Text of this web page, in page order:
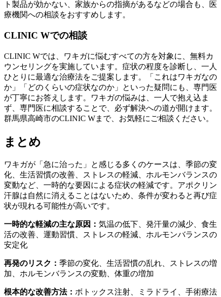
ト製品が効かない、家族からの指摘があるなどの場合も、医
療機関への相談をおすすめします。
CLINIC Wでの相談
CLINIC Wでは、ワキガに悩むすべての方を対象に、無料カ
ウンセリングを実施しています。症状の程度を診断し、一人
ひとりに最適な治療法をご提案します。「これはワキガなの
か」「どのくらいの症状なのか」といった疑問にも、専門医
が丁寧にお答えします。ワキガの悩みは、一人で抱え込ま
ず、専門医に相談することで、必ず解決への道が開けます。
群馬県高崎市のCLINIC Wまで、お気軽にご相談ください。
まとめ
ワキガが「急に治った」と感じる多くのケースは、季節の変
化、生活習慣の改善、ストレスの軽減、ホルモンバランスの
変動など、一時的な要因による症状の軽減です。アポクリン
汗腺は自然に消えることはないため、条件が変わると再び症
状が現れる可能性が高いです。
一時的な軽減の主な原因： 気温の低下、発汗量の減少、食生
活の改善、運動習慣、ストレスの軽減、ホルモンバランスの
安定化
再発のリスク： 季節の変化、生活習慣の乱れ、ストレスの増
加、ホルモンバランスの変動、体重の増加
根本的な改善方法： ボトックス注射、ミラドライ、手術療法